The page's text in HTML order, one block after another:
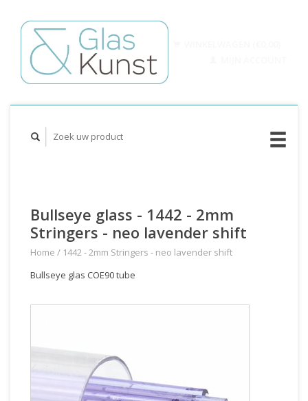
Bullseye glass - 1442 - 2mm
Stringers - neo lavender shift
Home / 1442 - 2mm Stringers - neo lavender shift
Bullseye glas COE90 tube